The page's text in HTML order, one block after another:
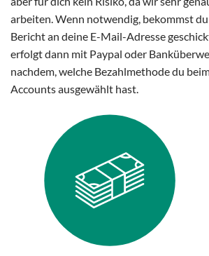
arbeiten. Wenn notwendig, bekommst
Bericht an deine E-Mail-Adresse
erfolgt dann mit Paypal oder
nachdem, welche Bezahlmethode du
Accounts ausgewählt hast.